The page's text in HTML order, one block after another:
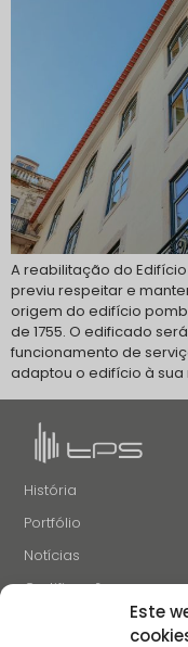
Este
A reabilitação do
previu respeitar e
origem do edifício
de 1755. O edificado
funcionamento de
adaptou o edifício à sua
História
Portfólio
Notícias
Certificações